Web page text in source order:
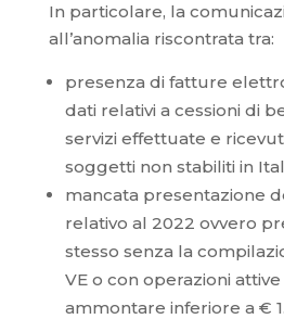
In particolare, la
all’anomalia riscontrata tra:
presenza di fatture
dati relativi a cessioni di
servizi effettuate e
soggetti non stabiliti in
mancata presentazione
relativo al 2022 ovvero
stesso senza la
VE o con operazioni
ammontare inferiore a €